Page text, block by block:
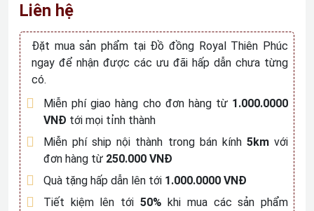
Liên hệ
Đặt mua sản phẩm tại Đồ đồng Royal Thiên Phúc
ngay để nhận được các ưu đãi hấp dẫn chưa từng
có.
Miễn phí giao hàng cho đơn hàng từ 1.000.0000
VNĐ tới mọi tỉnh thành
Miễn phí ship nội thành trong bán kính 5kmvới
đơn hàng từ 250.000 VNĐ
Quà tặng hấp dẫn lên tới 1.000.0000 VNĐ
Tiết kiệm lên tới 50% khi mua các sản phẩm